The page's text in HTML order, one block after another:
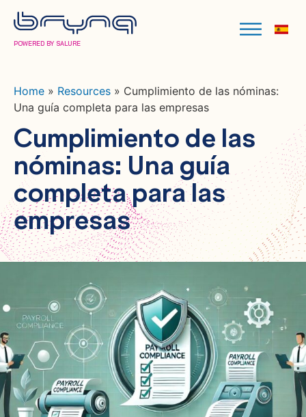
POWERED BY SALURE
Home » Resources » Cumplimiento de las nóminas:
Una guía completa para las empresas
Cumplimiento de las
nóminas: Una guía
completa para las
empresas